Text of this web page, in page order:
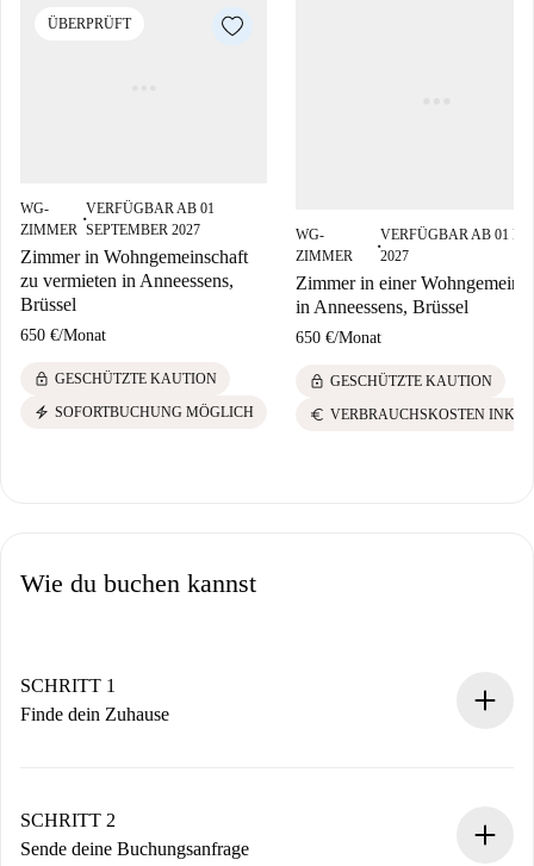
ÜBERPRÜFT
WG-
ZIMMER
■
VERFÜGBAR AB 01
SEPTEMBER 2027
Zimmer in Wohngemeinschaft
zu vermieten in Anneessens,
Brüssel
650 €/Monat
lock GESCHÜTZTE KAUTION
electric_bolt SOFORTBUCHUNG MÖGLICH
WG-
ZIMMER
■
VERFÜGBAR AB 01
2027
Zimmer in einer
in Anneessens, Brüssel
650 €/Monat
lock GESCHÜTZTE KAUTION
euro VERBRAUCHSKOSTEN
Wie du buchen kannst
SCHRITT 1
Finde dein Zuhause
Du erhältst alle notwendigen Informationen im Voraus.
SCHRITT 2
Sende deine Buchungsanfrage